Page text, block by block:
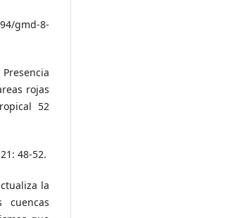
gmd-8-
rojas
52
48-52.
la